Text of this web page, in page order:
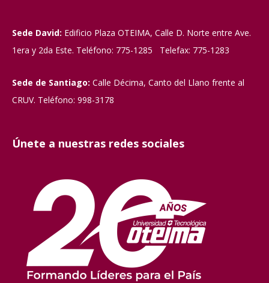
Sede David: Edificio Plaza OTEIMA, Calle D. Norte entre Ave.
1era y 2da Este. Teléfono: 775-1285 Telefax: 775-1283
Sede de Santiago: Calle Décima, Canto del Llano frente al
CRUV. Teléfono: 998-3178
Únete a nuestras redes sociales